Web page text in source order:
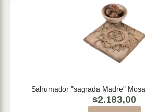
Sahumador "sagrada Madre"
$2.183,00